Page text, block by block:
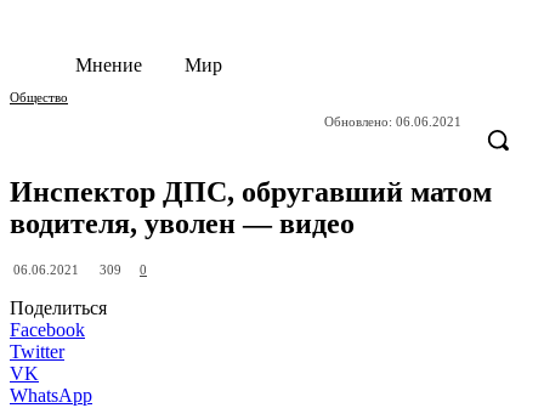
Мнение Мир
Общество
Обновлено: 06.06.2021
Инспектор ДПС, обругавший матом
водителя, уволен — видео
06.06.2021 309 0
Поделиться
Facebook
Twitter
VK
WhatsApp